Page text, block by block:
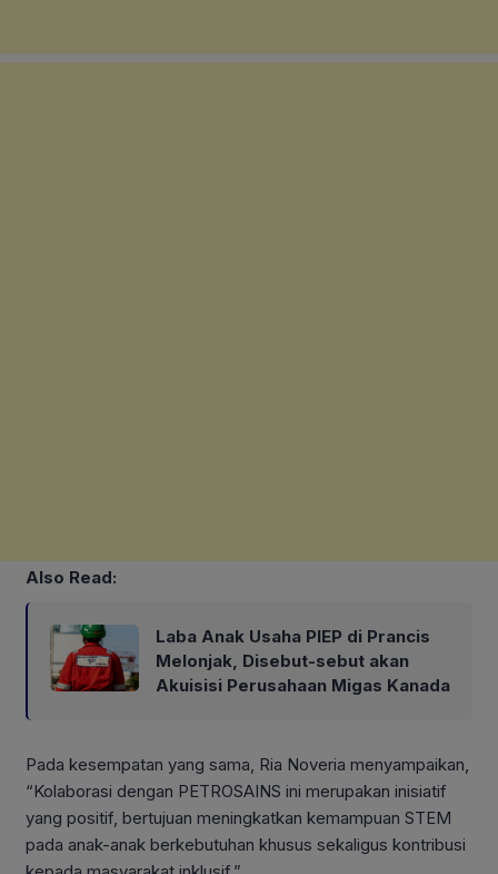
Also Read:
Laba Anak Usaha PIEP di Prancis
Melonjak, Disebut-sebut akan
Akuisisi Perusahaan Migas Kanada
Pada kesempatan yang sama, Ria Noveria menyampaikan,
“Kolaborasi dengan PETROSAINS ini merupakan inisiatif
yang positif, bertujuan meningkatkan kemampuan STEM
pada anak-anak berkebutuhan khusus sekaligus kontribusi